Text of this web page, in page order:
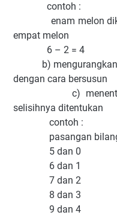
contoh :
enam melon
empat melon
6 – 2 = 4
b) mengurangkan
dengan cara bersusun
c) menentukan
selisihnya ditentukan
contoh :
pasangan
5 dan 0
6 dan 1
7 dan 2
8 dan 3
9 dan 4